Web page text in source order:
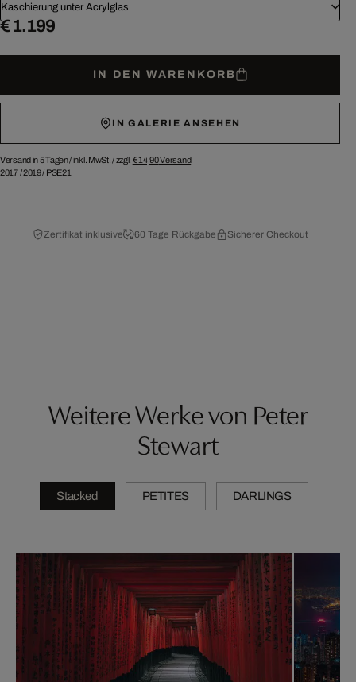
Kaschierung unter Acrylglas
€ 1.199
IN DEN WARENKORB
IN GALERIE ANSEHEN
Versand in 5 Tagen /inkl. MwSt. / zzgl. € 14,90Versand
2017/2019/ PSE21
Zertifikat inklusive 60 Tage Rückgabe Sicherer Checkout
Weitere Werke von Peter
Stewart
Stacked PETITES DARLINGS